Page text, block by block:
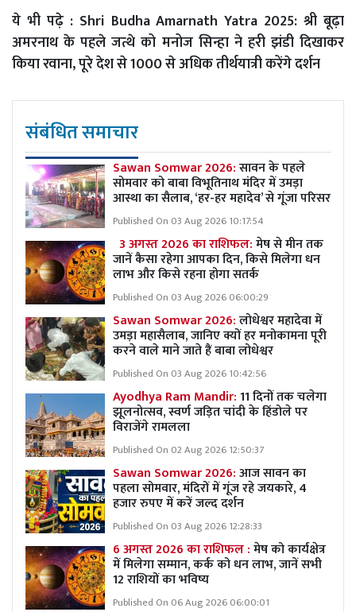
ये भी पढ़े : Shri Budha Amarnath Yatra 2025: श्री बूढ़ा
अमरनाथ के पहले जत्थे को मनोज सिन्हा ने हरी झंडी दिखाकर
किया रवाना, पूरे देश से 1000 से अधिक तीर्थयात्री करेंगे दर्शन
संबंधित समाचार
Sawan Somwar 2026:सावन के पहले
सोमवार को बाबा विभूतिनाथ मंदिर में उमड़ा
आस्था का सैलाब, ‘हर-हर महादेव’ से गूंजा परिसर
Published On 03 Aug 2026 10:17:54
3 अगस्त 2026 का राशिफल:मेष से मीन तक
जानें कैसा रहेगा आपका दिन, किसे मिलेगा धन
लाभ और किसे रहना होगा सतर्क
Published On 03 Aug 2026 06:00:29
Sawan Somwar 2026:लोधेश्वर महादेवा में
उमड़ा महासैलाब, जानिए क्यों हर मनोकामना पूरी
करने वाले माने जाते हैं बाबा लोधेश्वर
Published On 03 Aug 2026 10:42:56
Ayodhya Ram Mandir:11 दिनों तक चलेगा
झूलनोत्सव, स्वर्ण जड़ित चांदी के हिंडोले पर
विराजेंगे रामलला
Published On 02 Aug 2026 12:50:37
Sawan Somwar 2026:आज सावन का
पहला सोमवार, मंदिरों में गूंज रहे जयकारे, 4
हजार रुपए में करें जल्द दर्शन
Published On 03 Aug 2026 12:28:33
6 अगस्त 2026 का राशिफल :मेष को कार्यक्षेत्र
में मिलेगा सम्मान, कर्क को धन लाभ, जानें सभी
12 राशियों का भविष्य
Published On 06 Aug 2026 06:00:01